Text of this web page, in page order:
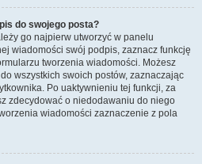
do swojego posta?
go najpierw utworzyć w panelu
wiadomości swój podpis, zaznacz funkcję
tworzenia wiadomości. Możesz
wszystkich swoich postów, zaznaczając
Po uaktywnieniu tej funkcji, za
zdecydować o niedodawaniu do niego
wiadomości zaznaczenie z pola